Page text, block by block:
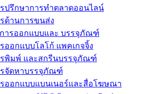
ปรึกษาการทำตลาดออนไลน์
ด้านการขนส่ง
ารออกแบบและ บรรจุภัณฑ์
ออกแบบโลโก้ แพคเกจจิ้ง
พิมพ์ และสกรีนบรรจุภัณฑ์
จัดหาบรรจุภัณฑ์
ออกแบบแบนเนอร์และสื่อโฆษณา